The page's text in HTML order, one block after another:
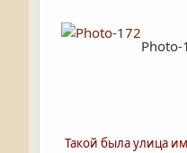
Photo-
Такой была улица